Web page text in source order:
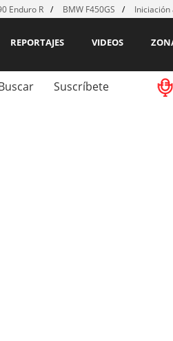
Enduro R BMW F450GS Iniciación
VIDEOS
REPORTAJES
Suscríbete